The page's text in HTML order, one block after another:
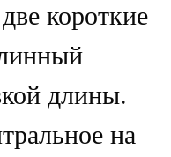
короткие
длины.
на